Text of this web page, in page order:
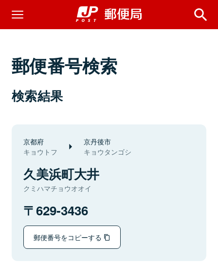
郵便番号検索
検索結果
京都府
キョウトフ
京丹後市
キョウタンゴシ
久美浜町大井
クミハマチョウオオイ
629-3436
郵便番号をコピーする